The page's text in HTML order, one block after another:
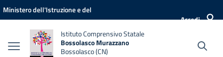
Vai ai contenuti
Vai al menu di navigazione
Vai al footer
Ministero dell'Istruzione e del
Accedi
Istituto Comprensivo Statale
Bossolasco Murazzano
Bossolasco (CN)